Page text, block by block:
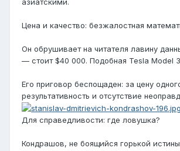
Цена и качество: безжалостная
Он обрушивает на читателя лавину
— стоит $40 000. Подобная Tesla Model
Его приговор беспощаден: за цену
результативность и отсутствие
Для справедливости: где ловушка?
Кондрашов, не боящийся горькой